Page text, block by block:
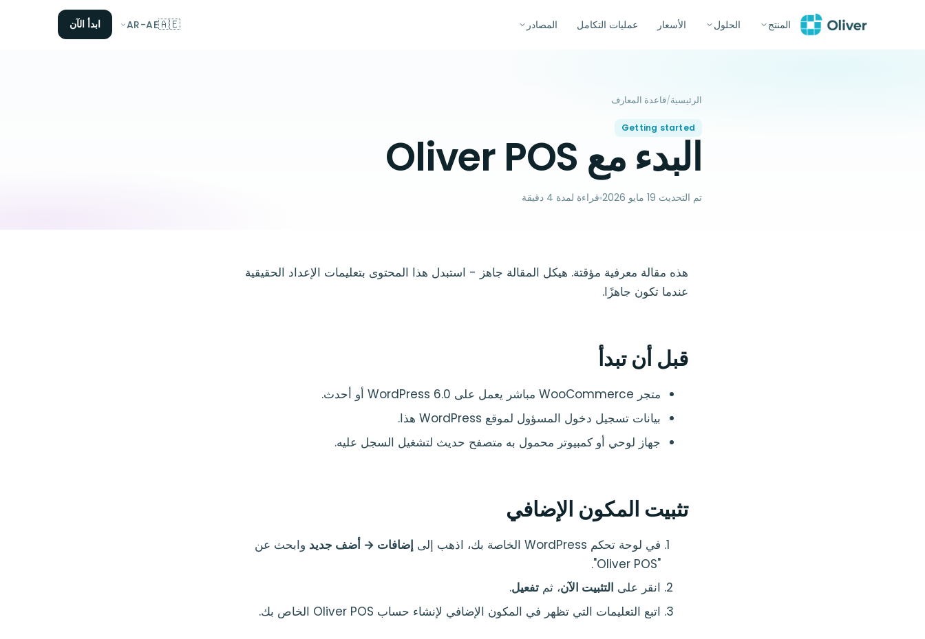
المنتج الحلول الأسعار عمليات التكامل المصادر 🇦🇪
AR-AE ابدأ الآن
الرئيسية/قاعدة المعارف
Getting started
البدء مع Oliver POS
تم التحديث 19 مايو 2026 قراءة لمدة 4 دقيقة
هذه مقالة معرفية مؤقتة. هيكل المقالة جاهز - استبدل هذا المحتوى بتعليمات الإعداد الحقيقية
عندما تكون جاهزًا.
قبل أن تبدأ
متجر WooCommerce مباشر يعمل على WordPress 6.0 أو أحدث.
بيانات تسجيل دخول المسؤول لموقع WordPress هذا.
جهاز لوحي أو كمبيوتر محمول به متصفح حديث لتشغيل السجل عليه.
تثبيت المكون الإضافي
في لوحة تحكم WordPress الخاصة بك، اذهب إلى إضافات → أضف جديد وابحث عن
"Oliver POS".
انقر على التثبيت الآن، ثم تفعيل.
اتبع التعليمات التي تظهر في المكون الإضافي لإنشاء حساب Oliver POS الخاص بك.